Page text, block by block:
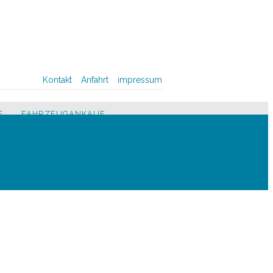
Kontakt Anfahrt impressum
FAHRZEUGANKAUF